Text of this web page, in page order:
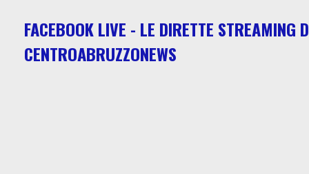
FACEBOOK LIVE - LE DIRETTE STREAMING
CENTROABRUZZONEWS